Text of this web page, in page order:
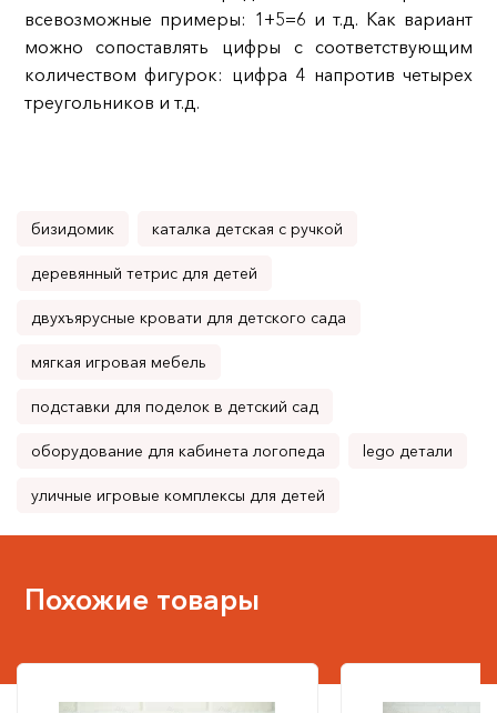
всевозможные примеры: 1+5=6 и т.д. Как вариант
можно сопоставлять цифры с соответствующим
количеством фигурок: цифра 4 напротив четырех
треугольников и т.д.
бизидомик каталка детская с ручкой
деревянный тетрис для детей
двухъярусные кровати для детского сада
мягкая игровая мебель
подставки для поделок в детский сад
оборудование для кабинета логопеда lego детали
уличные игровые комплексы для детей
Похожие товары